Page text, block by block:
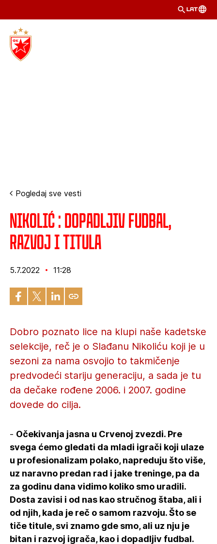
LAT
Pogledaj sve vesti
Nikolić : Dopadljiv fudbal,
razvoj i titula
5.7.2022 11:28
Dobro poznato lice na klupi naše kadetske
selekcije, reč je o Slađanu Nikoliću koji je u
sezoni za nama osvojio to takmičenje
predvodeći stariju generaciju, a sada je tu
da dečake rođene 2006. i 2007. godine
dovede do cilja.
- Očekivanja jasna u Crvenoj zvezdi. Pre
svega ćemo gledati da mladi igrači koji ulaze
u profesionalizam polako, napreduju što više,
uz naravno predan rad i jake treninge, pa da
za godinu dana vidimo koliko smo uradili.
Dosta zavisi i od nas kao stručnog štaba, ali i
od njih, kada je reč o samom razvoju. Što se
tiče titule, svi znamo gde smo, ali uz nju je
bitan i razvoj igrača, kao i dopadljiv fudbal.